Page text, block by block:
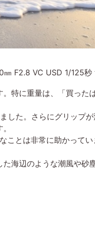
F2.8 VC USD 1/125秒
特に重量は、「買った
した。さらにグリップが
とは非常に助かってい
海辺のような潮風や砂